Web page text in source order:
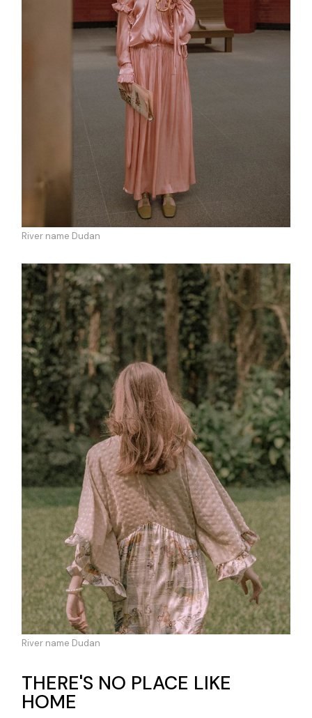
River name Dudan
River name Dudan
THERE'S NO PLACE LIKE
HOME